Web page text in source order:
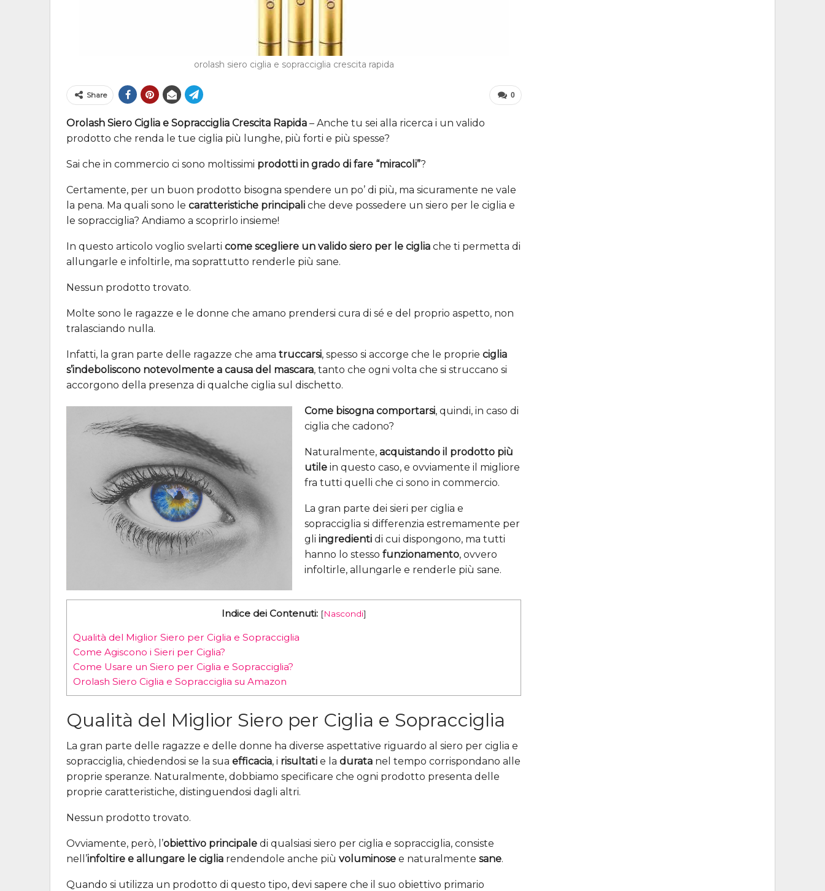
orolash siero ciglia e sopracciglia crescita rapida
0
Share
Orolash Siero Ciglia e Sopracciglia Crescita Rapida – Anche tu sei alla ricerca i un valido
prodotto che renda le tue ciglia più lunghe, più forti e più spesse?
Sai che in commercio ci sono moltissimi prodotti in grado di fare “miracoli”?
Certamente, per un buon prodotto bisogna spendere un po’ di più, ma sicuramente ne vale
la pena. Ma quali sono le caratteristiche principali che deve possedere un siero per le ciglia e
le sopracciglia? Andiamo a scoprirlo insieme!
In questo articolo voglio svelarti come scegliere un valido siero per le ciglia che ti permetta di
allungarle e infoltirle, ma soprattutto renderle più sane.
Nessun prodotto trovato.
Molte sono le ragazze e le donne che amano prendersi cura di sé e del proprio aspetto, non
tralasciando nulla.
Infatti, la gran parte delle ragazze che ama truccarsi, spesso si accorge che le proprie ciglia
s’indeboliscono notevolmente a causa del mascara, tanto che ogni volta che si struccano si
accorgono della presenza di qualche ciglia sul dischetto.
Come bisogna comportarsi, quindi, in caso di
ciglia che cadono?
Naturalmente, acquistando il prodotto più
utile in questo caso, e ovviamente il migliore
fra tutti quelli che ci sono in commercio.
La gran parte dei sieri per ciglia e
sopracciglia si differenzia estremamente per
gli ingredienti di cui dispongono, ma tutti
hanno lo stesso funzionamento, ovvero
infoltirle, allungarle e renderle più sane.
Indice dei Contenuti: [Nascondi]
Qualità del Miglior Siero per Ciglia e Sopracciglia
Come Agiscono i Sieri per Ciglia?
Come Usare un Siero per Ciglia e Sopracciglia?
Orolash Siero Ciglia e Sopracciglia su Amazon
Qualità del Miglior Siero per Ciglia e Sopracciglia
La gran parte delle ragazze e delle donne ha diverse aspettative riguardo al siero per ciglia e
sopracciglia, chiedendosi se la sua efficacia, i risultati e la durata nel tempo corrispondano alle
proprie speranze. Naturalmente, dobbiamo specificare che ogni prodotto presenta delle
proprie caratteristiche, distinguendosi dagli altri.
Nessun prodotto trovato.
Ovviamente, però, l’obiettivo principale di qualsiasi siero per ciglia e sopracciglia, consiste
nell’infoltire e allungare le ciglia rendendole anche più voluminose e naturalmente sane.
Quando si utilizza un prodotto di questo tipo, devi sapere che il suo obiettivo primario